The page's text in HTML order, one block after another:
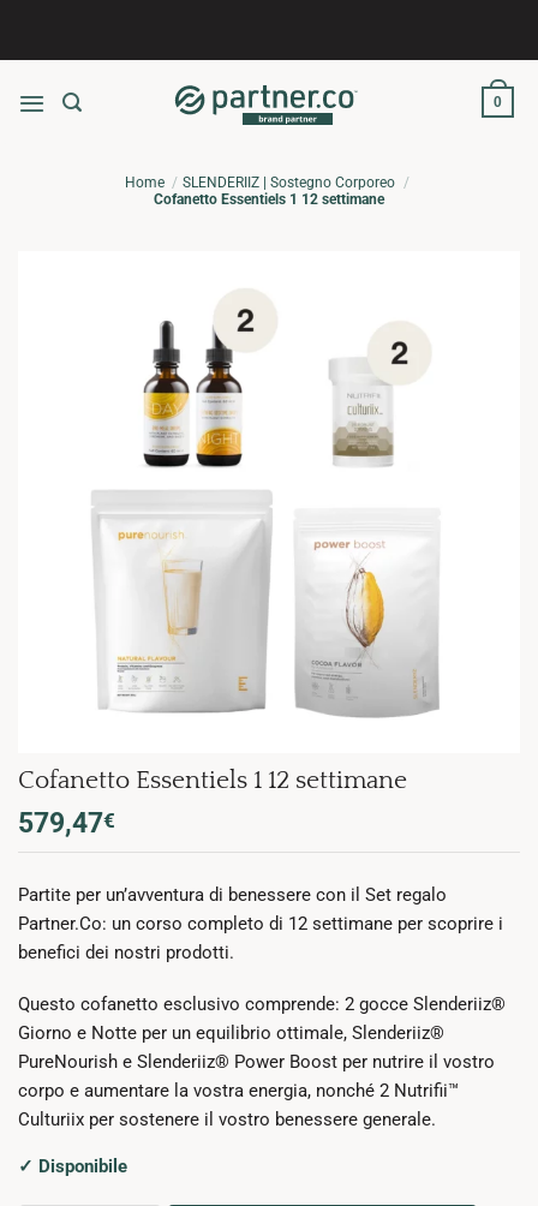
0
Home
SLENDERIIZ | Sostegno Corporeo
Cofanetto Essentiels 1 12 settimane
Cofanetto Essentiels 1 12 settimane
579,47€
Partite per un’avventura di benessere con il Set regalo
Partner.Co: un corso completo di 12 settimane per scoprire i
benefici dei nostri prodotti.
Questo cofanetto esclusivo comprende: 2 gocce Slenderiiz®
Giorno e Notte per un equilibrio ottimale, Slenderiiz®
PureNourish e Slenderiiz® Power Boost per nutrire il vostro
corpo e aumentare la vostra energia, nonché 2 Nutrifii™
Culturiix per sostenere il vostro benessere generale.
✓ Disponibile